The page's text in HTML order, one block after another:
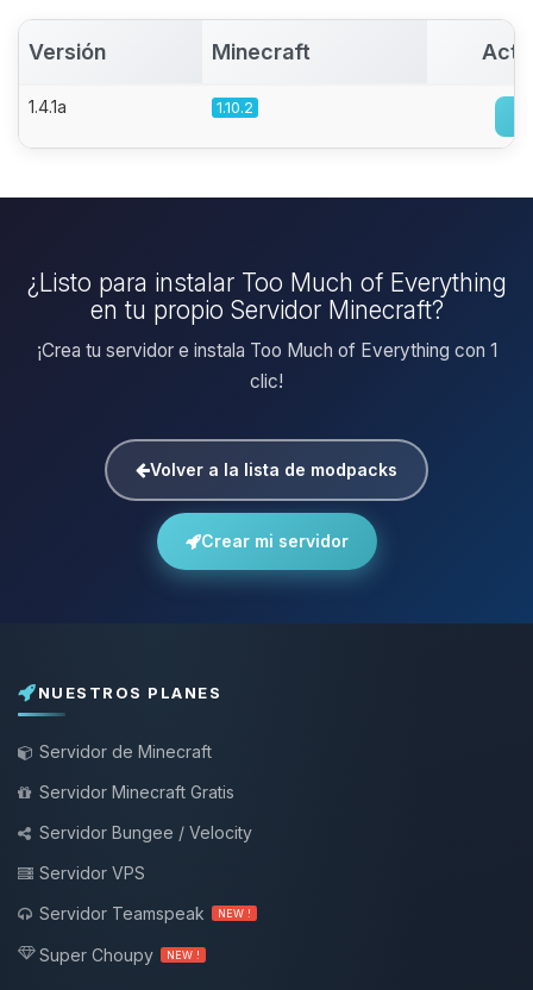
Versión Minecraft
1.4.1a 1.10.2
¿Listo para instalar Too Much of Everything
en tu propio Servidor Minecraft?
¡Crea tu servidor e instala Too Much of Everything con 1
clic!
Volver a la lista de modpacks
Crear mi servidor
NUESTROS PLANES
Servidor de Minecraft
Servidor Minecraft Gratis
Servidor Bungee / Velocity
Servidor VPS
Servidor Teamspeak
NEW !
Super Choupy NEW !